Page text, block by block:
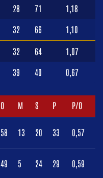
28 71 1,18
32 66 1,10
32 64 1,07
39 40 0,67
O M S P P/O
58 13 20 33 0,57
49 5 24 29 0,59